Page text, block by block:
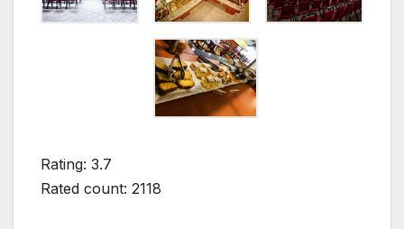
Rating: 3.7
Rated count: 2118